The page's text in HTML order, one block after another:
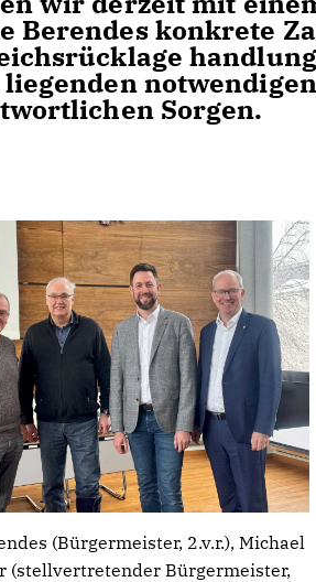
Berendes konkrete
Sorgen.
(Bürgermeister, 2.v.r.), Michael
(stellvertretender Bürgermeister,